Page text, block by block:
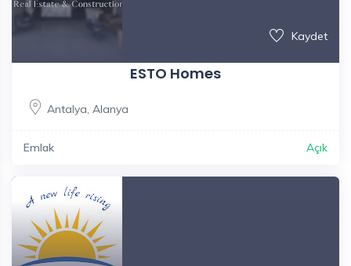
Kaydet
ESTO Homes
Antalya, Alanya
Emlak Açık